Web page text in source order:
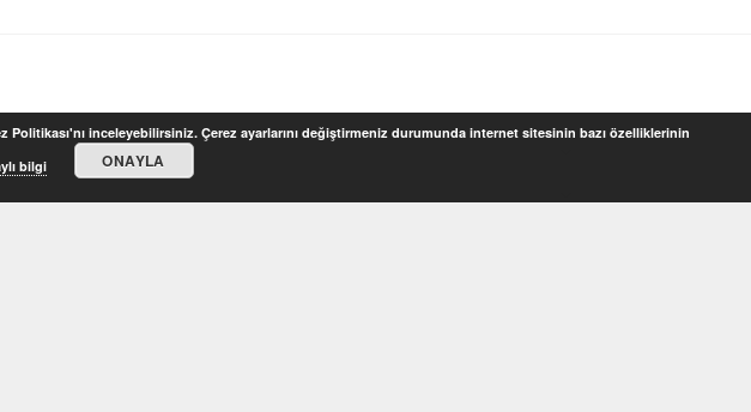
inceleyebilirsiniz. Çerez ayarlarını değiştirmeniz durumunda internet sitesinin bazı özelliklerinin
bilgi ONAYLA